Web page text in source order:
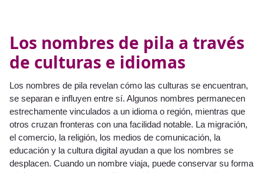
Los nombres de pila a través
de culturas e idiomas
Los nombres de pila revelan cómo las culturas se encuentran,
se separan e influyen entre sí. Algunos nombres permanecen
estrechamente vinculados a un idioma o región, mientras que
otros cruzan fronteras con una facilidad notable. La migración,
el comercio, la religión, los medios de comunicación, la
educación y la cultura digital ayudan a que los nombres se
desplacen. Cuando un nombre viaja, puede conservar su forma